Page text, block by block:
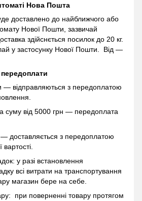
Нова Пошта
доставлено до найближчого або
Нової Пошти, зазвичай
здійснється посилок до 20 кг.
у застосунку Нової Пошти. Від —
— відправляються з передоплатою
суму від 5000 грн — передоплата
доставляється з передоплатою
вартості.
у разі встановлення
всі витрати на транспортування
магазин бере на себе.
при поверненні товару протягом